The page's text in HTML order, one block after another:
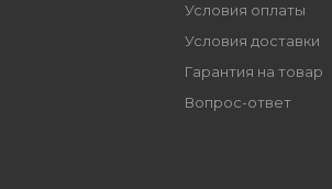
Условия оплаты
Условия доставки
Гарантия на товар
Вопрос-ответ